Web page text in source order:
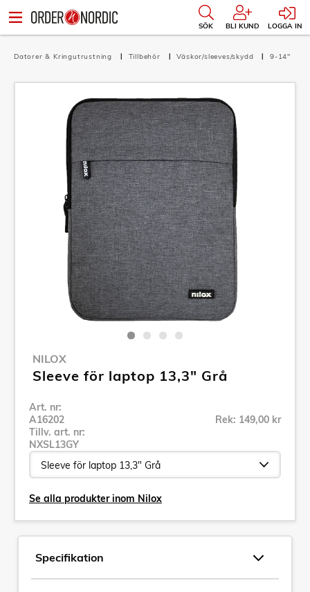
SÖK BLI KUND LOGGA IN
Datorer & Kringutrustning Tillbehör Väskor/sleeves/skydd 9-14"
NILOX
Sleeve för laptop 13,3" Grå
Art. nr:
A16202
Tillv. art. nr:
NXSL13GY
Rek: 149,00 kr
Se alla produkter inom Nilox
Specifikation